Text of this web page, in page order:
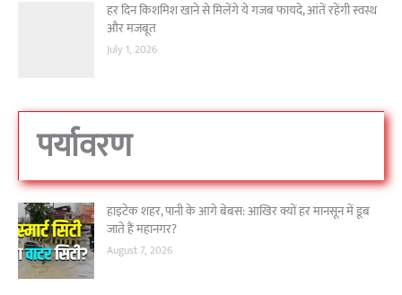
हर दिन किशमिश खाने से मिलेंगे ये गजब फायदे, आंतें रहेंगी स्वस्थ
और मजबूत
July 1, 2026
पर्यावरण
हाइटेक शहर, पानी के आगे बेबस: आखिर क्यों हर मानसून में डूब
जाते हैं महानगर?
August 7, 2026